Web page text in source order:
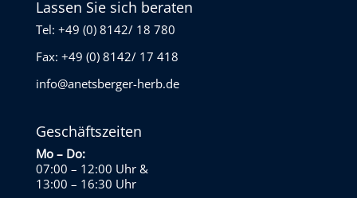
Lassen Sie sich beraten
Tel: +49 (0) 8142/ 18 780
Fax: +49 (0) 8142/ 17 418
info@anetsberger-herb.de
Geschäftszeiten
Mo – Do:
07:00 – 12:00 Uhr&
13:00 – 16:30 Uhr